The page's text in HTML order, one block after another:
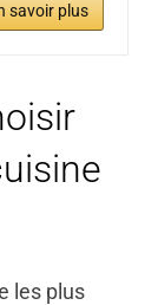
savoir plus
les plus